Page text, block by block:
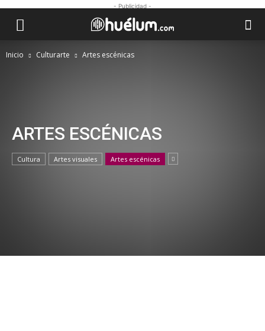
- Publicidad -
Inicio Culturarte Artes escénicas
ARTES ESCÉNICAS
Cultura Artes visuales Artes escénicas